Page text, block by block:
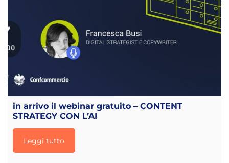
in arrivo il webinar gratuito – CONTENT
STRATEGY CON L’AI
Leggi tutto